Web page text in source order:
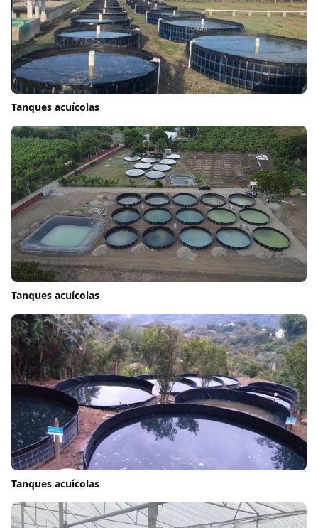
Tanques acuícolas
Tanques acuícolas
Tanques acuícolas